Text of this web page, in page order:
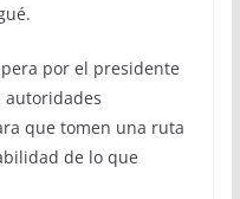
por el presidente
autoridades
que tomen una ruta
de lo que